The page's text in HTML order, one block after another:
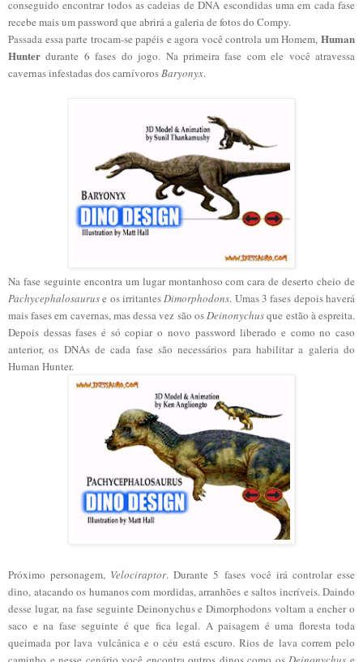
conseguido encontrar todos as cadeias de DNA escondidas uma em cada fase
recebe mais um password que abrirá a galeria de fotos do Compy.
Passada essa parte trocam-se papéis e agora você controla um Homem, Human
Hunterdurante 6 fases do jogo. Na primeira fase com ele você atravessa
cavernas infestadas dos carnívorosBaryonyx.
Na fase seguinte encontra um lugar montanhoso com cara de deserto cheio de
Pachycephalosauruse os irritantesDimorphodons. Umas 3 fases depois haverá
mais fases em cavernas, mas dessa vez são osDeinonychusque estão à espreita.
Depois dessas fases é só copiar o novo password liberado e como no caso
anterior, os DNAs de cada fase são necessários para habilitar a galeria do
Human Hunter.
Próximo personagem, Velociraptor. Durante 5 fases você irá controlar esse
dino, atacando os humanos com mordidas, arranhões e saltos incríveis. Daindo
desse lugar, na fase seguinte Deinonychus e Dimorphodons voltam a encher o
saco e na fase seguinte é que fica legal. A paisagem é uma floresta toda
queimada por lava vulcânica e o céu está escuro. Rios de lava correm pelo